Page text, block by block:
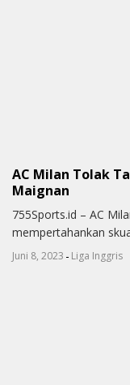
AC Milan Tolak
Maignan
755Sports.id – AC
mempertahankan
Juni 8, 2023 - Liga Inggris